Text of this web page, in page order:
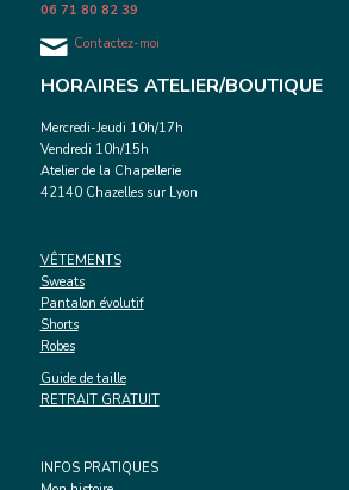
06 71 80 82 39
Contactez-moi
HORAIRES ATELIER/BOUTIQUE
Mercredi-Jeudi 10h/17h
Vendredi 10h/15h
Atelier de la Chapellerie
42140 Chazelles sur Lyon
VÊTEMENTS
Sweats
Pantalon évolutif
Shorts
Robes
Guide de taille
RETRAIT GRATUIT
INFOS PRATIQUES